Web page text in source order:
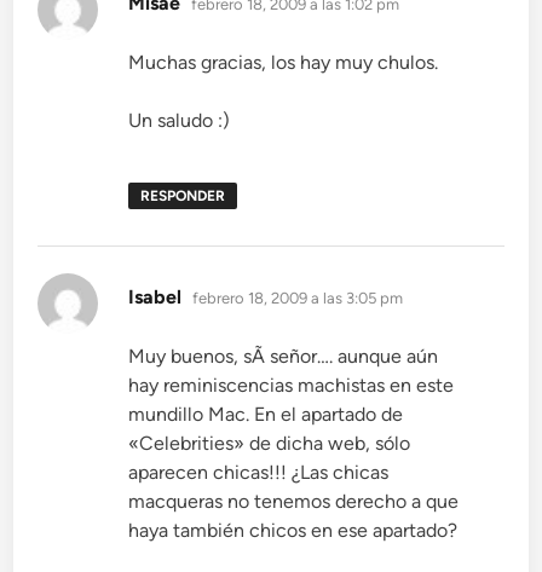
febrero 18, 2009 a las 1:02 pm
Muchas gracias, los hay muy chulos.
Un saludo :)
RESPONDER
Isabel dice:
febrero 18, 2009 a las 3:05 pm
Muy buenos, sÃ­ señor…. aunque aún
hay reminiscencias machistas en este
mundillo Mac. En el apartado de
«Celebrities» de dicha web, sólo
aparecen chicas!!! ¿Las chicas
macqueras no tenemos derecho a que
haya también chicos en ese apartado?